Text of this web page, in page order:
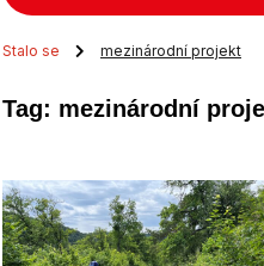
Stalo se mezinárodní projekt
Tag: mezinárodní